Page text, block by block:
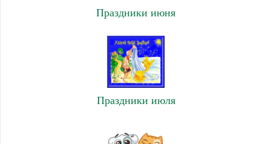
Праздники июня
Праздники июля